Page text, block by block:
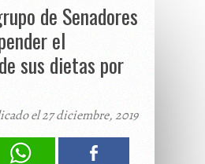
de Senadores
el
sus dietas por
el 27 diciembre, 2019